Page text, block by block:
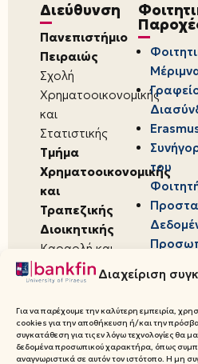
Διαχείριση
Για να παρέχουμε την καλύτερη εμπειρία,
cookies για την αποθήκευση ή/και την
συγκατάθεση για τις εν λόγω τεχνολογίες θα
δεδομένα προσωπικού χαρακτήρα, όπως
αναγνωριστικά σε αυτόν τον ιστότοπο. Η μη
Διεύθυνση
Πανεπιστήμιο
Πειραιώς
Σχολή
Χρηματοοικονομικής
και
Στατιστικής
Τμήμα
Χρηματοοικονομικής
και
Τραπεζικής
Διοικητικής
Καραολή και
Δημητρίου 80,
18534,
Πειραιάς
του